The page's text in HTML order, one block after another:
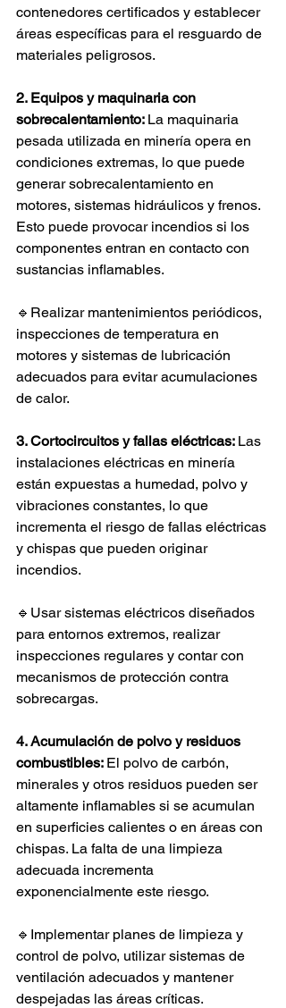
contenedores certificados y establecer
áreas específicas para el resguardo de
materiales peligrosos.
2. Equipos y maquinaria con
sobrecalentamiento: La maquinaria
pesada utilizada en minería opera en
condiciones extremas, lo que puede
generar sobrecalentamiento en
motores, sistemas hidráulicos y frenos.
Esto puede provocar incendios si los
componentes entran en contacto con
sustancias inflamables.
🔹Realizar mantenimientos periódicos,
inspecciones de temperatura en
motores y sistemas de lubricación
adecuados para evitar acumulaciones
de calor.
3. Cortocircuitos y fallas eléctricas: Las
instalaciones eléctricas en minería
están expuestas a humedad, polvo y
vibraciones constantes, lo que
incrementa el riesgo de fallas eléctricas
y chispas que pueden originar
incendios.
🔹Usar sistemas eléctricos diseñados
para entornos extremos, realizar
inspecciones regulares y contar con
mecanismos de protección contra
sobrecargas.
4. Acumulación de polvo y residuos
combustibles: El polvo de carbón,
minerales y otros residuos pueden ser
altamente inflamables si se acumulan
en superficies calientes o en áreas con
chispas. La falta de una limpieza
adecuada incrementa
exponencialmente este riesgo.
🔹Implementar planes de limpieza y
control de polvo, utilizar sistemas de
ventilación adecuados y mantener
despejadas las áreas críticas.